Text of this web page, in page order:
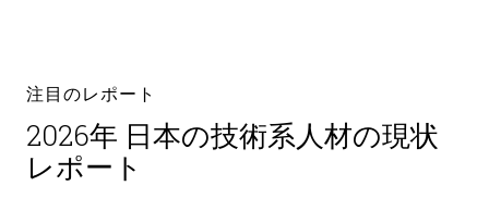
注目のレポート
2026年 日本の技術系人材の現状
レポート